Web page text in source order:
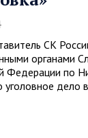
СК
органами
Федерации по
уголовное дело